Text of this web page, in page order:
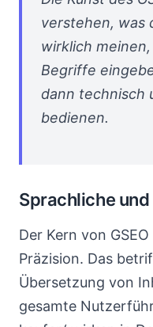
verstehen, was
wirklich
Begriffe
dann technisch
bedienen.
Sprachliche
Der Kern von
Präzision. Das
Übersetzung von
gesamte